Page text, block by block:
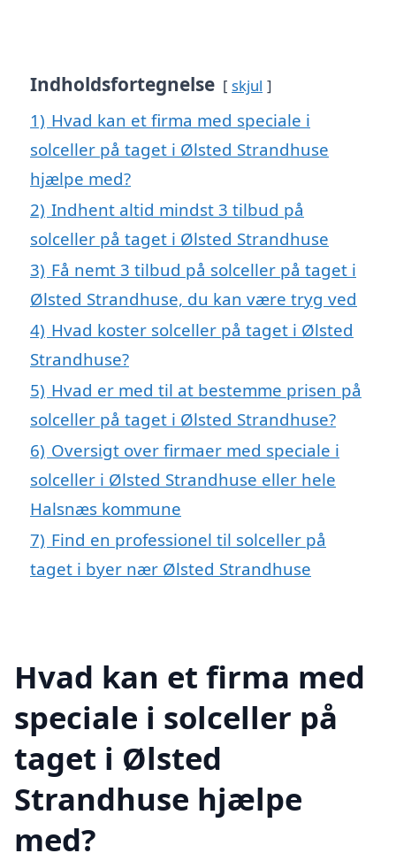
Indholdsfortegnelse skjul
1) Hvad kan et firma med speciale i
solceller på taget i Ølsted Strandhuse
hjælpe med?
2) Indhent altid mindst 3 tilbud på
solceller på taget i Ølsted Strandhuse
3) Få nemt 3 tilbud på solceller på taget i
Ølsted Strandhuse, du kan være tryg ved
4) Hvad koster solceller på taget i Ølsted
Strandhuse?
5) Hvad er med til at bestemme prisen på
solceller på taget i Ølsted Strandhuse?
6) Oversigt over firmaer med speciale i
solceller i Ølsted Strandhuse eller hele
Halsnæs kommune
7) Find en professionel til solceller på
taget i byer nær Ølsted Strandhuse
Hvad kan et firma med
speciale i solceller på
taget i Ølsted
Strandhuse hjælpe
med?